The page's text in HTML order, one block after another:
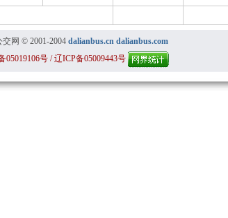
交网 © 2001-2004 dalianbus.cn dalianbus.com
05019106号 / 辽ICP备05009443号